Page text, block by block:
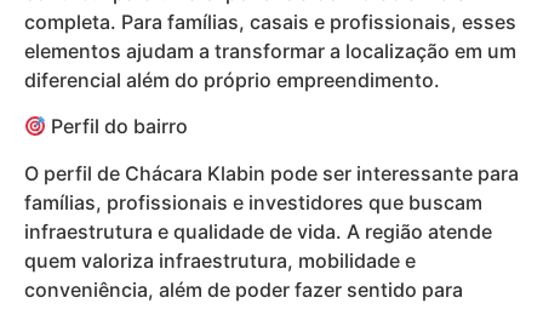
completa. Para famílias, casais e profissionais, esses
elementos ajudam a transformar a localização em um
diferencial além do próprio empreendimento.
Perfil do bairro
O perfil de Chácara Klabin pode ser interessante para
famílias, profissionais e investidores que buscam
infraestrutura e qualidade de vida. A região atende
quem valoriza infraestrutura, mobilidade e
conveniência, além de poder fazer sentido para